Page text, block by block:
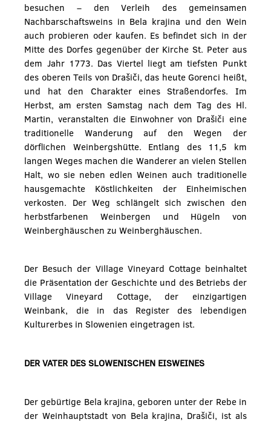
besuchen – den Verleih des gemeinsamen
Nachbarschaftsweins in Bela krajina und den Wein
auch probieren oder kaufen. Es befindet sich in der
Mitte des Dorfes gegenüber der Kirche St. Peter aus
dem Jahr 1773. Das Viertel liegt am tiefsten Punkt
des oberen Teils von Drašiči, das heute Gorenci heißt,
und hat den Charakter eines Straßendorfes. Im
Herbst, am ersten Samstag nach dem Tag des Hl.
Martin, veranstalten die Einwohner von Drašiči eine
traditionelle Wanderung auf den Wegen der
dörflichen Weinbergshütte. Entlang des 11,5 km
langen Weges machen die Wanderer an vielen Stellen
Halt, wo sie neben edlen Weinen auch traditionelle
hausgemachte Köstlichkeiten der Einheimischen
verkosten. Der Weg schlängelt sich zwischen den
herbstfarbenen Weinbergen und Hügeln von
Weinberghäuschen zu Weinberghäuschen.
Der Besuch der Village Vineyard Cottage beinhaltet
die Präsentation der Geschichte und des Betriebs der
Village Vineyard Cottage, der einzigartigen
Weinbank, die in das Register des lebendigen
Kulturerbes in Slowenien eingetragen ist.
DER VATER DES SLOWENISCHEN EISWEINES
Der gebürtige Bela krajina, geboren unter der Rebe in
der Weinhauptstadt von Bela krajina, Drašiči, ist als